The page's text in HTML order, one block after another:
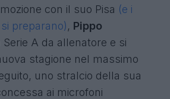
con il suo Pisa (e i
preparano), Pippo
Serie A da allenatore e si
stagione nel massimo
uno stralcio della sua
ai microfoni